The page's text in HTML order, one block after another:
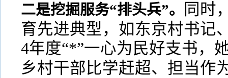
二是挖掘服务“排头兵”。
同时
育先进典型，如东京村书记
4年度“*”一心为民好支书，
乡村干部比学赶超、担当作